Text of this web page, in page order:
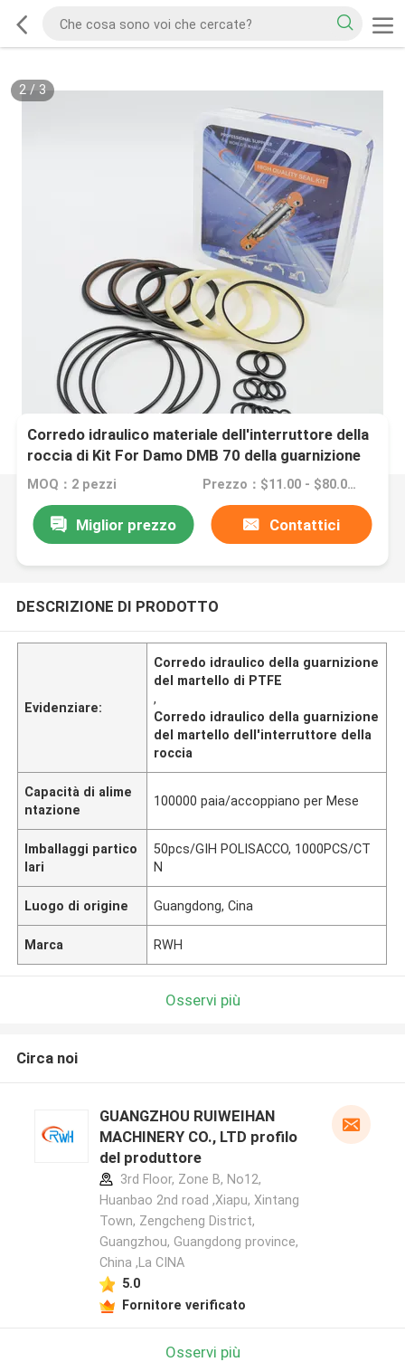
2/ 3
Corredo idraulico materiale dell'interruttore della
roccia di Kit For Damo DMB 70 della guarnizione
del martello di PTFE
MOQ：2 pezzi Prezzo：$11.00 - $80.00/Pieces
Miglior prezzo Contattici
DESCRIZIONE DI PRODOTTO
Evidenziare:
Corredo idraulico della guarnizione
del martello di PTFE
,
Corredo idraulico della guarnizione
del martello dell'interruttore della
roccia
Capacità di alime
ntazione
100000 paia/accoppiano per Mese
Imballaggi partico
lari
50pcs/GIH POLISACCO, 1000PCS/CT
N
Luogo di origine Guangdong, Cina
Marca RWH
Osservi più
Circa noi
GUANGZHOU RUIWEIHAN
MACHINERY CO., LTD profilo
del produttore
3rd Floor, Zone B, No12,
Huanbao 2nd road ,Xiapu, Xintang
Town, Zengcheng District,
Guangzhou, Guangdong province,
China ,La CINA
5.0
Fornitore verificato
Osservi più